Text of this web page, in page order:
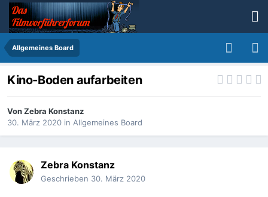
Allgemeines Board
Kino-Boden aufarbeiten
VonZebra Konstanz
30. März 2020 in Allgemeines Board
Zebra Konstanz
Geschrieben 30. März 2020